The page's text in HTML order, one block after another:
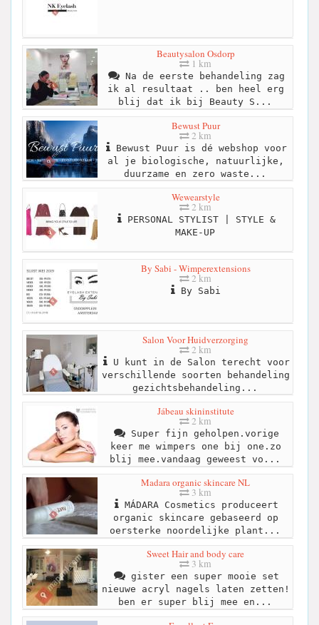
Beautysalon Osdorp
1 km
Na de eerste behandeling zag
ik al resultaat .. ben heel erg
blij dat ik bij Beauty S...
Bewust Puur
2 km
Bewust Puur is dé webshop voor
al je biologische, natuurlijke,
duurzame en zero waste...
Wewearstyle
2 km
PERSONAL STYLIST | STYLE &
MAKE-UP
By Sabi - Wimperextensions
2 km
By Sabi
Salon Voor Huidverzorging
2 km
U kunt in de Salon terecht voor
verschillende soorten behandeling
gezichtsbehandeling...
Jábeau skininstitute
2 km
Super fijn geholpen.vorige
keer me wimpers one bij one.zo
blij mee.vandaag geweest vo...
Madara organic skincare NL
3 km
MÁDARA Cosmetics produceert
organic skincare gebaseerd op
oersterke noordelijke plant...
Sweet Hair and body care
3 km
gister een super mooie set
nieuwe acryl nagels laten zetten!
ben er super blij mee en...